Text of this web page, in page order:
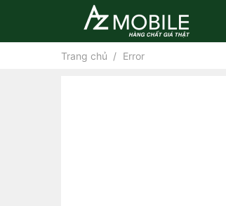
Trang chủ Error